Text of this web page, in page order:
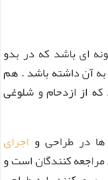
ای باشد که در بدو
به آن داشته باشد . هم
از ازدحام و شلوغی
در طراحی و اجرای
کنندگان است و